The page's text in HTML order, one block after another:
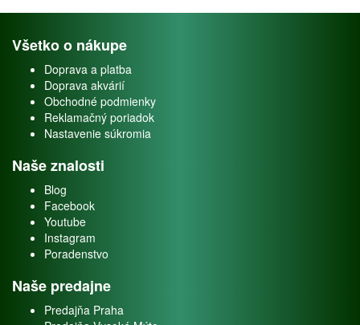
Všetko o nákupe
Doprava a platba
Doprava akvárií
Obchodné podmienky
Reklamačný poriadok
Nastavenie súkromia
Naše znalosti
Blog
Facebook
Youtube
Instagram
Poradenstvo
Naše predajne
Predajňa Praha